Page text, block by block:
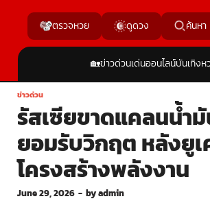
ตรวจหวย ดูดวง ค้นหา
🏡ข่าวด่วนเด่นออนไลน์บันเทิงห
ข่าวด่วน
รัสเซียขาดแคลนน้ำ
ยอมรับวิกฤต หลังยูเ
โครงสร้างพลังงาน
June 29, 2026 - byadmin